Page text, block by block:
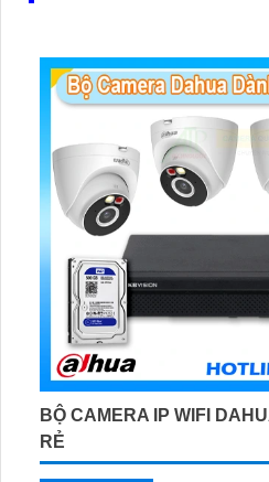
BỘ CAMERA IP WIFI
RẺ